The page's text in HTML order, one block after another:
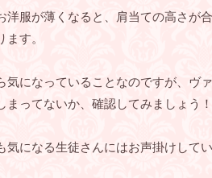
洋服が薄くなると、肩当ての高さが
す。
気になっていることなのですが、ヴ
まってないか、確認してみましょう！
気になる生徒さんにはお声掛けしてい